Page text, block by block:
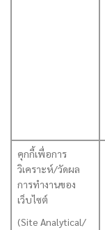
คุกกี้เพื่อการ
วิเคราะห์/วัดผล
การทำงานของ
เว็บไซต์
(Site Analytical/